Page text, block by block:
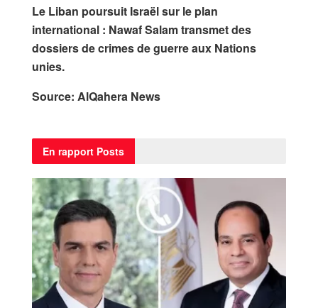
Le Liban poursuit Israël sur le plan
international : Nawaf Salam transmet des
dossiers de crimes de guerre aux Nations
unies.
Source: AlQahera News
En rapport Posts